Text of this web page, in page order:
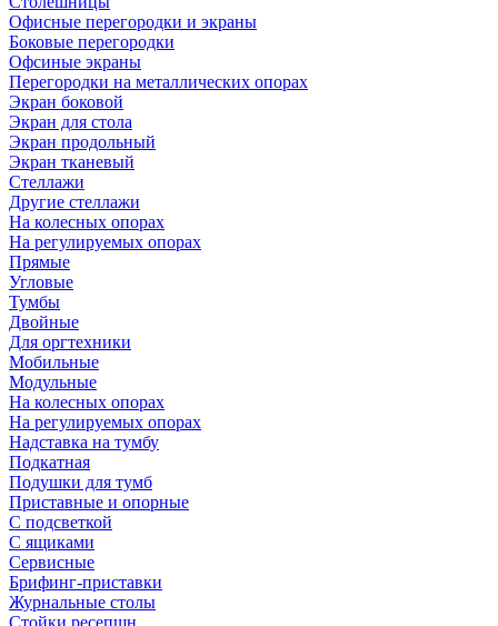
Офисные перегородки и экраны
Боковые перегородки
Офсиные экраны
Перегородки на металлических опорах
Экран боковой
Экран для стола
Экран продольный
Экран тканевый
Стеллажи
Другие стеллажи
На колесных опорах
На регулируемых опорах
Прямые
Угловые
Тумбы
Двойные
Для оргтехники
Мобильные
Модульные
На колесных опорах
На регулируемых опорах
Надставка на тумбу
Подкатная
Подушки для тумб
Приставные и опорные
С подсветкой
С ящиками
Сервисные
Брифинг-приставки
Журнальные столы
Стойки ресепшн